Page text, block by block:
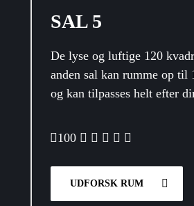
SAL 5
De lyse og luftige 120
anden sal kan rumme op til
og kan tilpasses helt efter
100
UDFORSK RUM